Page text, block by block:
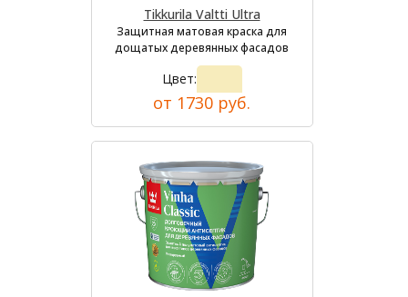
Tikkurila Valtti Ultra
Защитная матовая краска для
дощатых деревянных фасадов
Цвет:
от 1730 руб.